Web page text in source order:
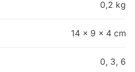
0,2 kg
14 × 9 × 4 cm
0, 3, 6